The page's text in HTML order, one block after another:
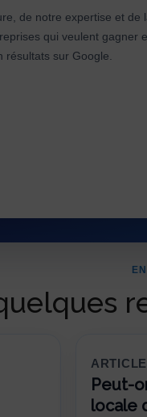
de notre expertise et de
qui veulent gagner
résultats sur Google.
Peut-
locale